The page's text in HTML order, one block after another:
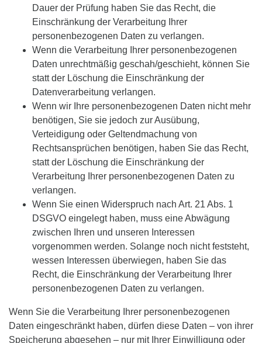
Dauer der Prüfung haben Sie das Recht, die
Einschränkung der Verarbeitung Ihrer
personenbezogenen Daten zu verlangen.
Wenn die Verarbeitung Ihrer personenbezogenen
Daten unrechtmäßig geschah/geschieht, können Sie
statt der Löschung die Einschränkung der
Datenverarbeitung verlangen.
Wenn wir Ihre personenbezogenen Daten nicht mehr
benötigen, Sie sie jedoch zur Ausübung,
Verteidigung oder Geltendmachung von
Rechtsansprüchen benötigen, haben Sie das Recht,
statt der Löschung die Einschränkung der
Verarbeitung Ihrer personenbezogenen Daten zu
verlangen.
Wenn Sie einen Widerspruch nach Art. 21 Abs. 1
DSGVO eingelegt haben, muss eine Abwägung
zwischen Ihren und unseren Interessen
vorgenommen werden. Solange noch nicht feststeht,
wessen Interessen überwiegen, haben Sie das
Recht, die Einschränkung der Verarbeitung Ihrer
personenbezogenen Daten zu verlangen.
Wenn Sie die Verarbeitung Ihrer personenbezogenen
Daten eingeschränkt haben, dürfen diese Daten – von ihrer
Speicherung abgesehen – nur mit Ihrer Einwilligung oder